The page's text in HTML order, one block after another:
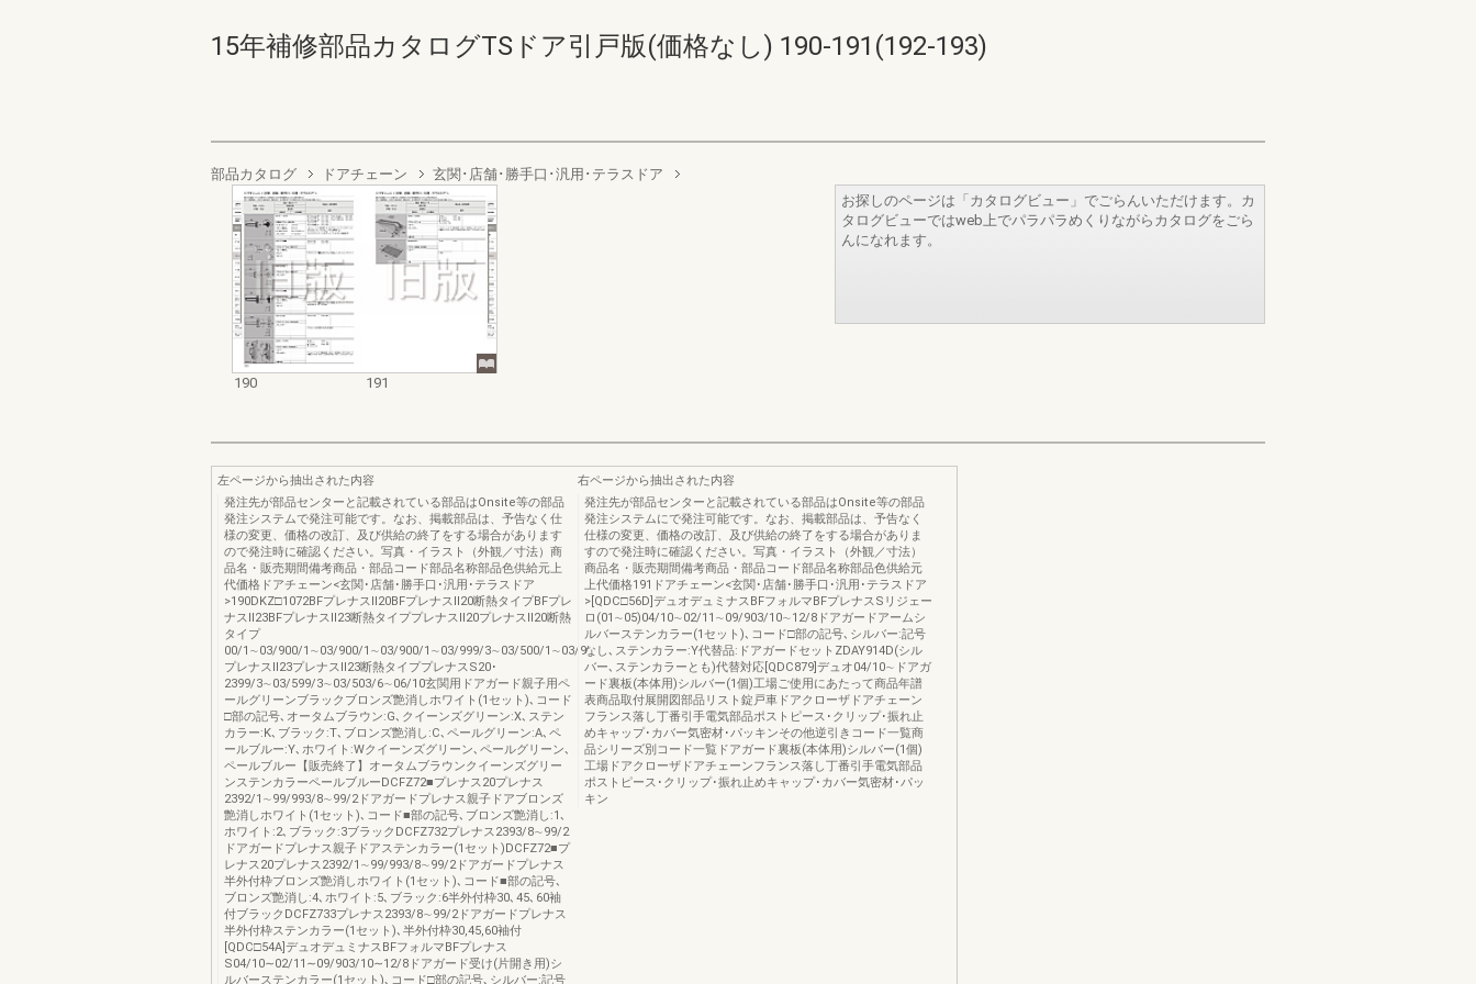
15年補修部品カタログTSドア引戸版(価格なし) 190-191(192-193)
部品カタログ ドアチェーン 玄関･店舗･勝手口･汎用･テラスドア
190 191
お探しのページは「カタログビュー」でごらんいただけます。カ
タログビューではweb上でパラパラめくりながらカタログをごら
んになれます。
左ページから抽出された内容
発注先が部品センターと記載されている部品はOnsite等の部品
発注システムで発注可能です。なお、掲載部品は、予告なく仕
様の変更、価格の改訂、及び供給の終了をする場合があります
ので発注時に確認ください。写真・イラスト（外観／寸法）商
品名・販売期間備考商品・部品コード部品名称部品色供給元上
代価格ドアチェーン<玄関･店舗･勝手口･汎用･テラスドア
>190DKZ□1072BFプレナスⅡ20BFプレナスⅡ20断熱タイプBFプレ
ナスⅡ23BFプレナスⅡ23断熱タイププレナスⅡ20プレナスⅡ20断熱
タイプ
00/1∼03/900/1∼03/900/1∼03/900/1∼03/999/3∼03/500/1∼03/9
プレナスⅡ23プレナスⅡ23断熱タイププレナスS20･
2399/3∼03/599/3∼03/503/6∼06/10玄関用ドアガード親子用ペ
ールグリーンブラックブロンズ艶消しホワイト(1セット)､コード
□部の記号､オータムブラウン:G､クイーンズグリーン:X､ステン
カラー:K､ブラック:T､ブロンズ艶消し:C､ペールグリーン:A､ペ
ールブルー:Y､ホワイト:Wクイーンズグリーン､ペールグリーン､
ペールブルー【販売終了】オータムブラウンクイーンズグリー
ンステンカラーペールブルーDCFZ72■プレナス20プレナス
2392/1∼99/993/8∼99/2ドアガードプレナス親子ドアブロンズ
艶消しホワイト(1セット)､コード■部の記号､ブロンズ艶消し:1､
ホワイト:2､ブラック:3ブラックDCFZ732プレナス2393/8∼99/2
ドアガードプレナス親子ドアステンカラー(1セット)DCFZ72■プ
レナス20プレナス2392/1∼99/993/8∼99/2ドアガードプレナス
半外付枠ブロンズ艶消しホワイト(1セット)､コード■部の記号､
ブロンズ艶消し:4､ホワイト:5､ブラック:6半外付枠30､45､60袖
付ブラックDCFZ733プレナス2393/8∼99/2ドアガードプレナス
半外付枠ステンカラー(1セット)､半外付枠30,45,60袖付
[QDC□54A]デュオデュミナスBFフォルマBFプレナス
S04/10∼02/11∼09/903/10∼12/8ドアガード受け(片開き用)シ
ルバーステンカラー(1セット)､コード□部の記号､シルバー:記号
右ページから抽出された内容
発注先が部品センターと記載されている部品はOnsite等の部品
発注システムにで発注可能です。なお、掲載部品は、予告なく
仕様の変更、価格の改訂、及び供給の終了をする場合がありま
すので発注時に確認ください。写真・イラスト（外観／寸法）
商品名・販売期間備考商品・部品コード部品名称部品色供給元
上代価格191ドアチェーン<玄関･店舗･勝手口･汎用･テラスドア
>[QDC□56D]デュオデュミナスBFフォルマBFプレナスSリジェー
ロ(01∼05)04/10∼02/11∼09/903/10∼12/8ドアガードアームシ
ルバーステンカラー(1セット)､コード□部の記号､シルバー:記号
なし､ステンカラー:Y代替品:ドアガードセットZDAY914D(シル
バー､ステンカラーとも)代替対応[QDC879]デュオ04/10∼ドアガ
ード裏板(本体用)シルバー(1個)工場ご使用にあたって商品年譜
表商品取付展開図部品リスト錠戸車ドアクローザドアチェーン
フランス落し丁番引手電気部品ポストピース･クリップ･振れ止
めキャップ･カバー気密材･パッキンその他逆引きコード一覧商
品シリーズ別コード一覧ドアガード裏板(本体用)シルバー(1個)
工場ドアクローザドアチェーンフランス落し丁番引手電気部品
ポストピース･クリップ･振れ止めキャップ･カバー気密材･パッ
キン